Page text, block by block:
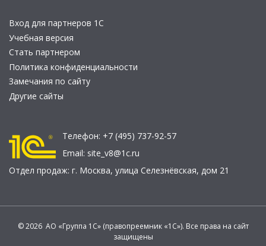
Вход для партнеров 1С
Учебная версия
Стать партнером
Политика конфиденциальности
Замечания по сайту
Другие сайты
Телефон: +7 (495) 737-92-57
Email: site_v8@1c.ru
Отдел продаж: г. Москва, улица Селезнёвская, дом 21
© 2026 АО «Группа 1С» (правопреемник «1С»). Все права на сайт
защищены